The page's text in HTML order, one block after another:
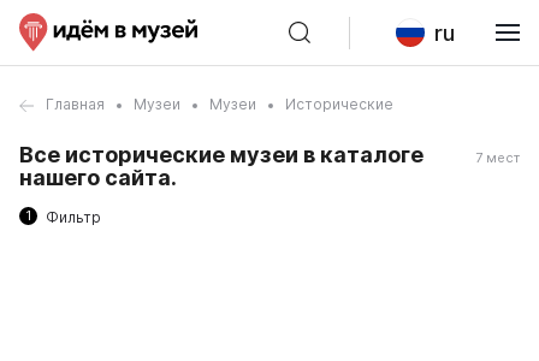
ru
Главная Музеи Музеи Исторические
Все исторические музеи в каталоге
нашего сайта.
7 мест
1 Фильтр